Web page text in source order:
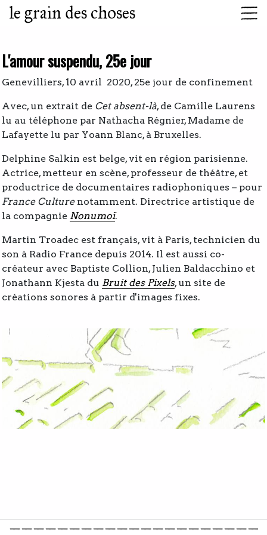
le grain des choses
L'amour suspendu, 25e jour
Genevilliers, 10 avril 2020, 25e jour de confinement
Avec, un extrait de Cet absent-là, de Camille Laurens
lu au téléphone par Nathacha Régnier, Madame de
Lafayette lu par Yoann Blanc, à Bruxelles.
Delphine Salkin est belge, vit en région parisienne.
Actrice, metteur en scène, professeur de théâtre, et
productrice de documentaires radiophoniques – pour
France Culturenotamment. Directrice artistique de
la compagnie Nonumoï.
Martin Troadec est français, vit à Paris, technicien du
son à Radio France depuis 2014. Il est aussi co-
créateur avec Baptiste Collion, Julien Baldacchino et
Jonathann Kjesta du Bruit des Pixels, un site de
créations sonores à partir d'images fixes.